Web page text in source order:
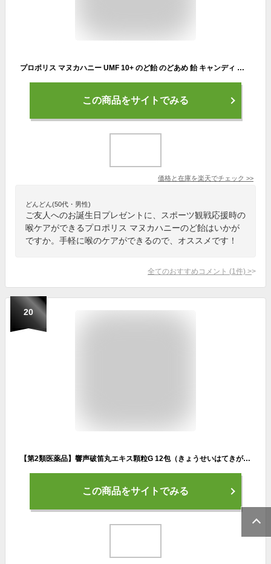
プロポリス マヌカハニー UMF 10+ のど飴 のどあめ 飴 キャンディ クールミント味 100粒 コンビタ[プロポリス ニュージーランド ロゼンジ キャンディ ドロップ] 個包装 携帯用 喉ケアー グルメ ギフト 送料無料
この商品をサイトでみる
価格と在庫を楽天でチェック >>
どんどん(50代・男性)
ご友人へのお誕生日プレゼントに、スポーツ観戦応援時の
喉ケアができるプロポリス マヌカハニーのど飴はいかが
ですか。手軽に喉のケアができるので、オススメです！
全てのおすすめコメント (1 件) >
20
【第2類医薬品】響声破笛丸エキス顆粒G 12包（きょうせいはてきがんりょう）
この商品をサイトでみる